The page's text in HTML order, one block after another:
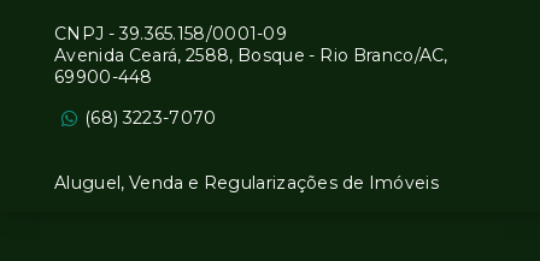
CNPJ -39.365.158/0001-09
Avenida Ceará, 2588, Bosque - Rio Branco/AC,
69900-448
(68) 3223-7070
Aluguel, Venda e Regularizações de Imóveis